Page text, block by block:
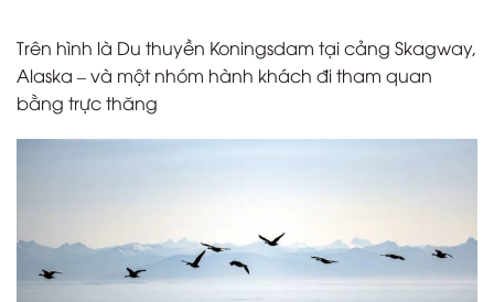
Trên hình là Du thuyền Koningsdam tại cảng Skagway,
Alaska – và một nhóm hành khách đi tham quan
bằng trực thăng